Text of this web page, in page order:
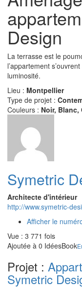
Design
La terrasse est le
l’appartement
luminosité.
Lieu : Montpellier
Type de projet :
Couleurs : Noir, Blanc,
Symetric
Architecte d'intérieur
http://www.symetric-
Afficher le
Vue : 3 771 fois
Ajoutée à 0 IdéesBook
Projet :
Symetric